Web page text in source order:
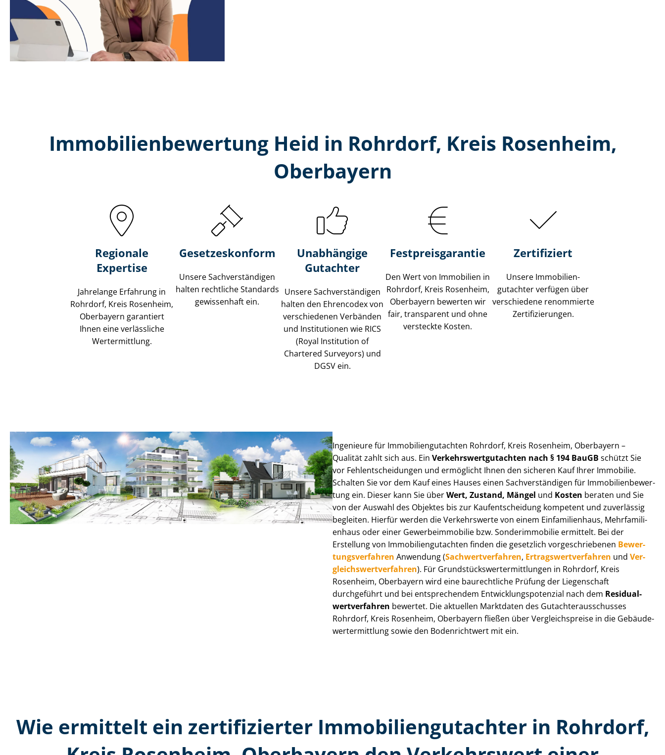
Immobilien­bewertung Heid in Rohrdorf, Kreis Rosenheim,
Oberbayern
Regionale
Expertise
Jahrelange Erfahrung in
Rohrdorf, Kreis Rosenheim,
Oberbayern garantiert
Ihnen eine verlässliche
Wertermittlung.
Gesetzes­konform
Unsere Sach­ver­stän­di­gen
halten rechtliche Standards
gewissenhaft ein.
Unabhängige
Gutachter
Unsere Sach­ver­stän­di­gen
halten den Ehrencodex von
verschiedenen Verbänden
und Institutionen wie RICS
(Royal Institution of
Chartered Surveyors) und
DGSV ein.
Festpreis​garantie
Den Wert von Immobilien in
Rohrdorf, Kreis Rosenheim,
Oberbayern bewerten wir
fair, transparent und ohne
versteckte Kosten.
Zertifiziert
Unsere Immobilien­
gutachter verfügen über
verschiedene renommierte
Zer­ti­fi­zie­run­gen.
Ingenieure für Im­mo­bi­li­en­gut­ach­ten Rohrdorf, Kreis Rosenheim, Oberbayern –
Qualität zahlt sich aus. Ein Ver­kehrs­wert­gut­ach­ten nach § 194 BauGB schützt Sie
vor Fehl­ent­schei­dun­gen und ermöglicht Ihnen den sicheren Kauf Ihrer Immobilie.
Schalten Sie vor dem Kauf eines Hauses einen Sach­ver­stän­di­gen für Im­mo­bi­li­en­be­wer­
tung ein. Dieser kann Sie überWert, Zustand, Mängel und Kosten beraten und Sie
von der Auswahl des Objektes bis zur Kauf­ent­schei­dung kompetent und zuverlässig
begleiten. Hierfür werden die Verkehrswerte von einem Einfamilienhaus, Mehr­fa­mi­li­
en­haus oder einer Ge­wer­be­im­mo­bi­lie bzw. Sonderimmobilie ermittelt. Bei der
Erstellung von Im­mo­bi­li­en­gut­ach­ten finden die gesetzlich vor­ge­schrie­be­nen Be­wer­
tungs­ver­fah­ren Anwendung (Sach­wert­ver­fah­ren, Er­trags­wert­ver­fah­ren und Ver­
gleichs­wert­ver­fah­ren). Für Grund­stücks­wert­ermitt­lun­gen in Rohrdorf, Kreis
Rosenheim, Oberbayern wird eine baurechtliche Prüfung der Liegenschaft
durchgeführt und bei entsprechendem Ent­wick­lungs­po­ten­zi­al nach dem Re­si­du­al­
wert­ver­fah­ren bewertet. Die aktuellen Marktdaten des Gut­ach­ter­aus­schus­ses
Rohrdorf, Kreis Rosenheim, Oberbayern fließen über Ver­gleichs­prei­se in die Ge­bäu­de­
wert­ermitt­lung sowie den Bodenrichtwert mit ein.
Wie ermittelt ein zertifizierter Immobilien­gutachter in Rohrdorf,